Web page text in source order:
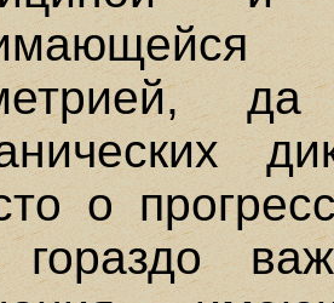
о
гораздо